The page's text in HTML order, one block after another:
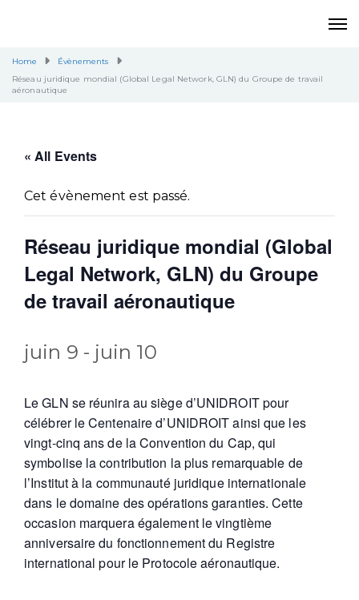
Home
Évènements
Réseau juridique mondial (Global Legal Network, GLN) du Groupe de travail
aéronautique
« All Events
Cet évènement est passé.
Réseau juridique mondial (Global
Legal Network, GLN) du Groupe
de travail aéronautique
juin 9 - juin 10
Le GLN se réunira au siège d’UNIDROIT pour
célébrer le Centenaire d’UNIDROIT ainsi que les
vingt-cinq ans de la Convention du Cap, qui
symbolise la contribution la plus remarquable de
l’Institut à la communauté juridique internationale
dans le domaine des opérations garanties. Cette
occasion marquera également le vingtième
anniversaire du fonctionnement du Registre
international pour le Protocole aéronautique.